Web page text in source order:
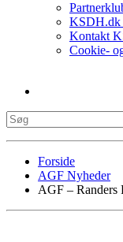
KSDH.dk
Kontakt
Cookie-
Forside
AGF Nyheder
AGF – Randers